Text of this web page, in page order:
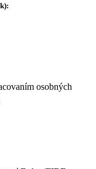
osobných